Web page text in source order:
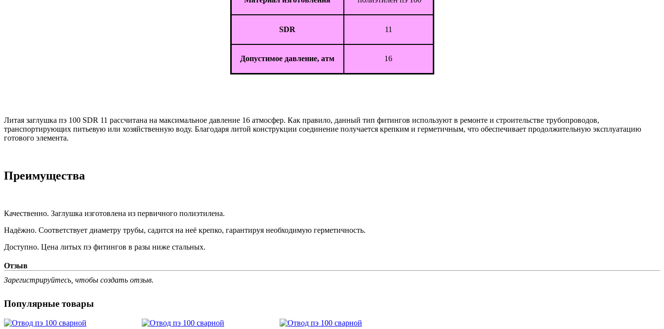
SDR 11
Допустимое давление, атм 16
Литая заглушка пэ 100 SDR 11 рассчитана на максимальное давление 16 атмосфер. Как правило, данный тип фитингов используют в ремонте и строительстве трубопроводов,
транспортирующих питьевую или хозяйственную воду. Благодаря литой конструкции соединение получается крепким и герметичным, что обеспечивает продолжительную эксплуатацию
готового элемента.
Преимущества
Качественно. Заглушка изготовлена из первичного полиэтилена.
Надёжно. Соответствует диаметру трубы, садится на неё крепко, гарантируя необходимую герметичность.
Доступно. Цена литых пэ фитингов в разы ниже стальных.
Отзыв
Зарегистрируйтесь, чтобы создать отзыв.
Популярные товары